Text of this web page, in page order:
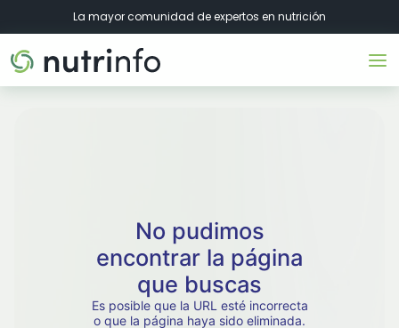
La mayor comunidad de expertos en nutrición
No pudimos
encontrar la página
que buscas
Es posible que la URL esté incorrecta
o que la página haya sido eliminada.